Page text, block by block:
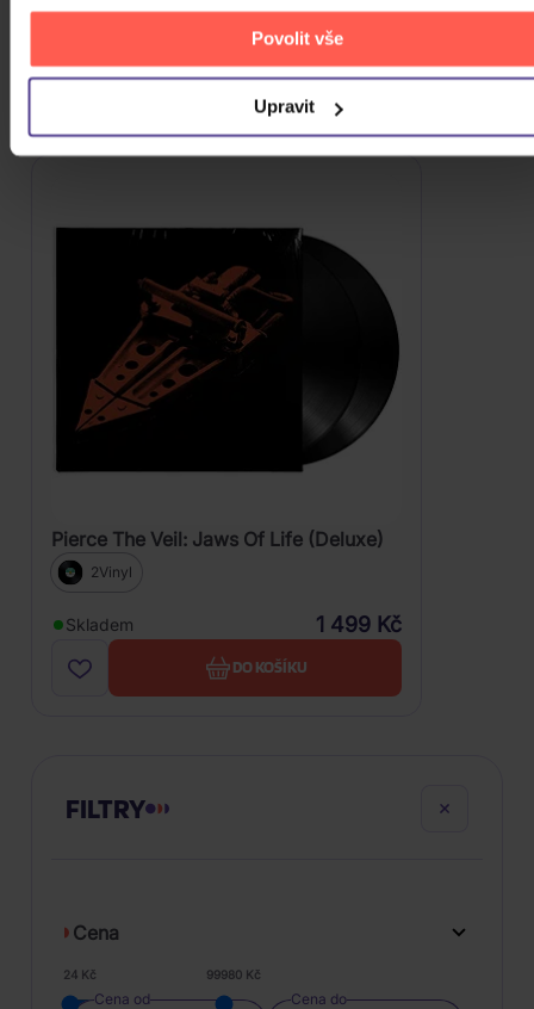
Povolit vše
Upravit
949 Kč
DO KOŠÍKU
Pierce The Veil: Jaws Of Life (Deluxe)
2Vinyl
Skladem 1 499 Kč
DO KOŠÍKU
FILTRY
Cena
24 Kč 99980 Kč
Cena od Cena do